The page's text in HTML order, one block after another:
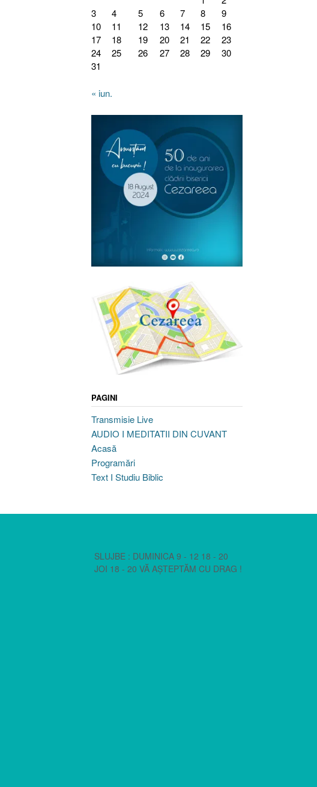
3
4 5 6 7 8
9
10
11 12 13 14 15
16
17
18 19 20 21 22
23
24
25 26 27 28 29
30
31
« iun.
PAGINI
Transmisie Live
AUDIO I MEDITATII DIN CUVANT
Acasă
Programări
Text I Studiu Biblic
SLUJBE : DUMINICA 9 - 12 18 - 20
JOI 18 - 20 VĂ AȘTEPTĂM CU DRAG !